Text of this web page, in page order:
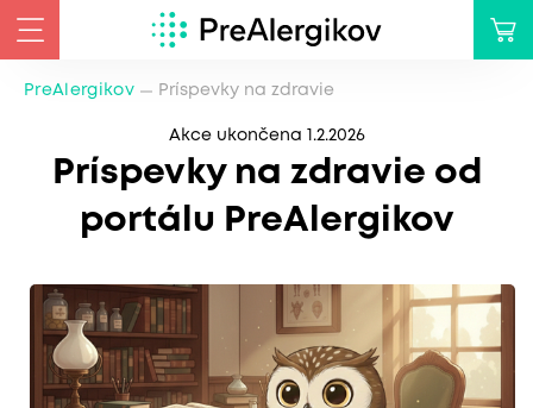
PreAlergikov Príspevky na zdravie
Akce ukončena 1.2.2026
Príspevky na zdravie od
portálu PreAlergikov